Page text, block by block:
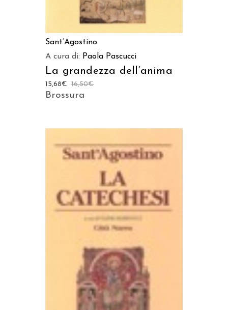
Sant’Agostino
A cura di: Paola Pascucci
La grandezza dell’anima
16,50€
15,68€
Brossura